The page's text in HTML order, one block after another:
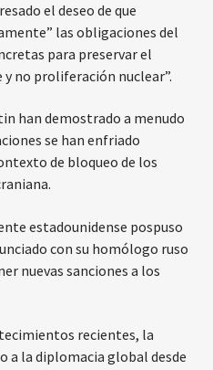
el deseo de que
las obligaciones del
para preservar el
no proliferación nuclear”.
han demostrado a menudo
se han enfriado
de bloqueo de los
estadounidense pospuso
con su homólogo ruso
nuevas sanciones a los
recientes, la
a la diplomacia global desde